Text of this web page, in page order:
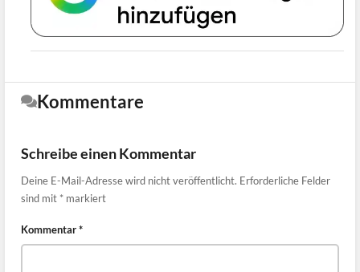
Kommentare
Schreibe einen Kommentar
Deine E-Mail-Adresse wird nicht veröffentlicht. Erforderliche Felder
sind mit * markiert
Kommentar*